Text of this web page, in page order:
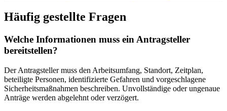
Häufig gestellte Fragen
Welche Informationen muss ein Antragsteller
bereitstellen?
Der Antragsteller muss den Arbeitsumfang, Standort, Zeitplan,
beteiligte Personen, identifizierte Gefahren und vorgeschlagene
Sicherheitsmaßnahmen beschreiben. Unvollständige oder ungenaue
Anträge werden abgelehnt oder verzögert.